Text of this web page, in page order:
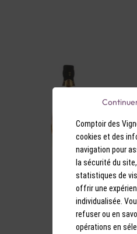
Comptoir des
cookies et des
navigation pour
la sécurité du
statistiques de
offrir une
individualisée.
refuser ou en
opérations en